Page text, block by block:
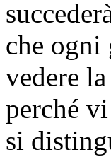
che ogni
vedere
perché
si